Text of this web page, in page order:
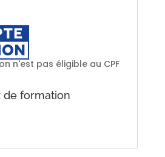
n'est pas éligible au CPF
de formation